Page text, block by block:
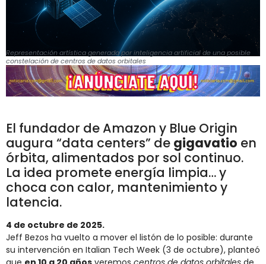
Representación artística generada por inteligencia artificial de una posible
constelación de centros de datos orbitales
El fundador de Amazon y Blue Origin
augura “data centers” de gigavatio en
órbita, alimentados por sol continuo.
La idea promete energía limpia… y
choca con calor, mantenimiento y
latencia.
4 de octubre de 2025.
Jeff Bezos ha vuelto a mover el listón de lo posible: durante
su intervención en Italian Tech Week (3 de octubre), planteó